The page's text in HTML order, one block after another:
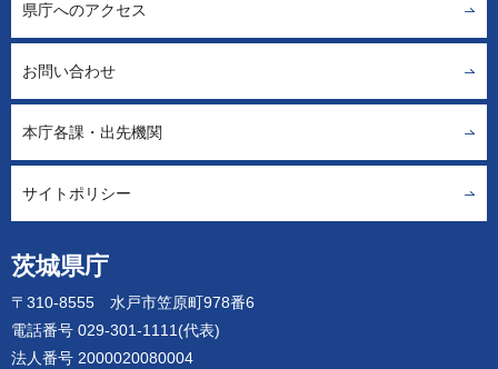
茨城県庁
〒310-8555 水戸市笠原町978番6
電話番号 029-301-1111(代表)
法人番号 2000020080004
県庁へのアクセス
お問い合わせ
本庁各課・出先機関
サイトポリシー